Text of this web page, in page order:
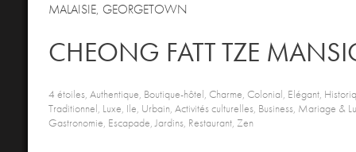
MALAISIE, GEORGETOWN
CHEONG FATT TZE
4 étoiles, Authentique, Boutique-hôtel, Charme, Colonial, Elégant,
Traditionnel, Luxe, Ile, Urbain, Activités culturelles, Business, Mariage &
Gastronomie, Escapade, Jardins, Restaurant, Zen